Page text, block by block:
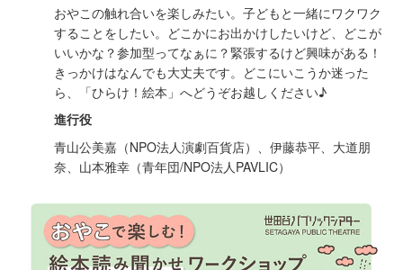
おやこの触れ合いを楽しみたい。子どもと一緒にワクワク
することをしたい。どこかにお出かけしたいけど、どこが
いいかな？参加型ってなぁに？緊張するけど興味がある！
きっかけはなんでも大丈夫です。どこにいこうか迷った
ら、「ひらけ！絵本」へどうぞお越しください♪
進行役
青山公美嘉（NPO法人演劇百貨店）、伊藤恭平、大道朋
奈、山本雅幸（青年団/NPO法人PAVLIC）